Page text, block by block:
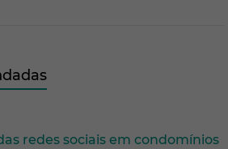
redes sociais em condomínios